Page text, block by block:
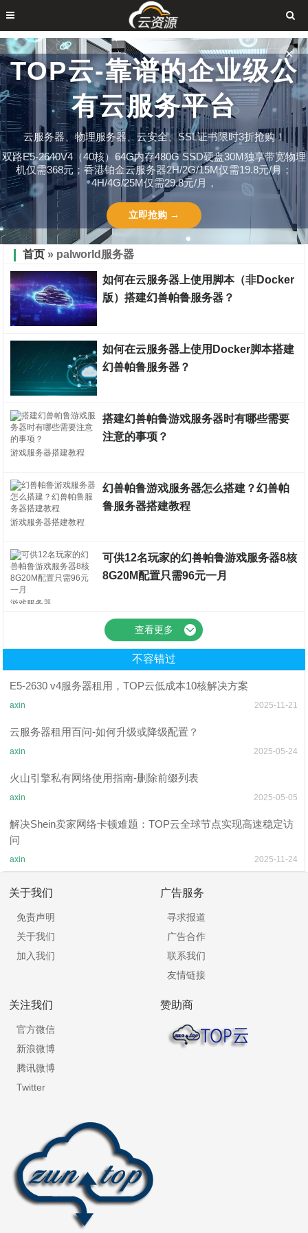
TOP云-靠谱的企业级公
有云服务平台
云服务器、物理服务器、云安全、SSL证书限时3折抢购！
双路E5-2640V4（40核）64G内存480G SSD硬盘30M独享带宽物理
机仅需368元；香港铂金云服务器2H/2G/15M仅需19.8元/月；
4H/4G/25M仅需29.8元/月，
立即抢购 →
✕
首页 » palworld服务器
如何在云服务器上使用脚本（非Docker
版）搭建幻兽帕鲁服务器？
如何在云服务器上使用Docker脚本搭建
幻兽帕鲁服务器？
游戏服务器搭建教程
搭建幻兽帕鲁游戏服务器时有哪些需要
注意的事项？
游戏服务器搭建教程
幻兽帕鲁游戏服务器怎么搭建？幻兽帕
鲁服务器搭建教程
游戏服务器
可供12名玩家的幻兽帕鲁游戏服务器8核
8G20M配置只需96元一月
查看更多
不容错过
E5-2630 v4服务器租用，TOP云低成本10核解决方案
axin 2025-11-21
云服务器租用百问-如何升级或降级配置？
axin 2025-05-24
火山引擎私有网络使用指南-删除前缀列表
axin 2025-05-05
解决Shein卖家网络卡顿难题：TOP云全球节点实现高速稳定访
问
axin 2025-11-24
关于我们
免责声明
关于我们
加入我们
广告服务
寻求报道
广告合作
联系我们
友情链接
关注我们
官方微信
新浪微博
腾讯微博
Twitter
赞助商